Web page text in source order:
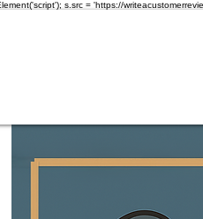
s.src = 'https://